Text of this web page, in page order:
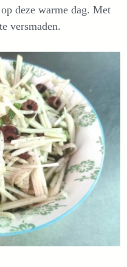
deze warme dag. Met
versmaden.